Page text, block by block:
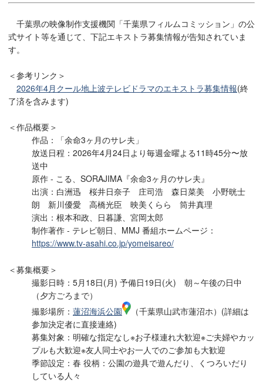
千葉県の映像制作支援機関「千葉県フィルムコミッション」の公
式サイト等を通じて、下記エキストラ募集情報が告知されていま
す。
＜参考リンク＞
2026年4月クール地上波テレビドラマのエキストラ募集情報(終
了済を含みます)
＜作品概要＞
作品：「余命3ヶ月のサレ夫」
放送日程：2026年4月24日より毎週金曜よる11時45分〜放
送中
原作 - こる、SORAJIMA『余命3ヶ月のサレ夫』
出演：白洲迅 桜井日奈子 庄司浩 森日菜美 小野晄士
朗 新川優愛 高橋光臣 映美くらら 筒井真理
演出：根本和政、日暮謙、宮岡太郎
制作著作 - テレビ朝日、MMJ 番組ホームページ：
https://www.tv-asahi.co.jp/yomeisareo/
＜募集概要＞
撮影日時：5月18日(月) 予備日19日(火) 朝～午後の日中
（夕方ごろまで）
撮影場所： 蓮沼海浜公園
（千葉県山武市蓮沼ホ）(詳細は
参加決定者に直接連絡)
募集対象：明確な指定なし※お子様連れ大歓迎※ご夫婦やカッ
プルも大歓迎※友人同士やお一人でのご参加も大歓迎
季節設定：春 役柄：公園の遊具で遊んだり、くつろいだり
している人々